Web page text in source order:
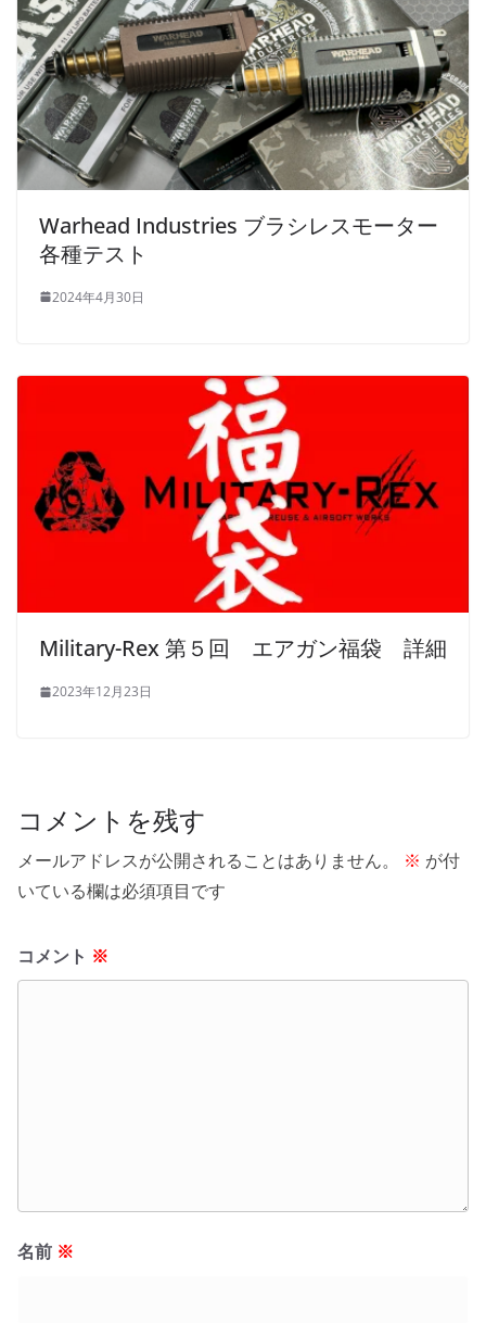
Warhead Industries ブラシレスモーター
各種テスト
2024年4月30日
Military-Rex 第５回 エアガン福袋 詳細
2023年12月23日
コメントを残す
メールアドレスが公開されることはありません。 ※ が付
いている欄は必須項目です
コメント ※
名前 ※